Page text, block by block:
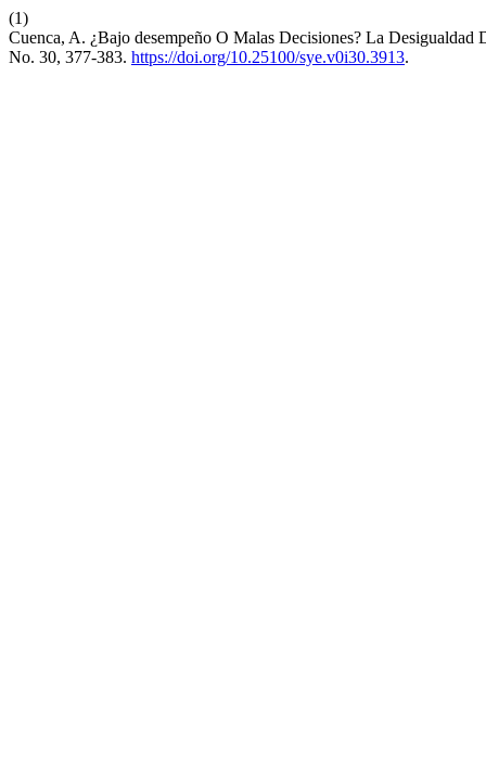
(1)
Cuenca, A. ¿Bajo desempeño O Malas Decisiones? La
No. 30, 377-383. https://doi.org/10.25100/sye.v0i30.3913.